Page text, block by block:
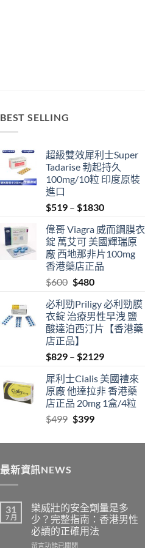
BEST SELLING
超級雙效犀利士Super
Tadarise 勃起持久
100mg/10粒 印度原裝
進口
$519 – $1830Price
$519
through
$1830
偉哥 Viagra 威而鋼膜衣
錠 萬艾可 美國輝瑞原
廠 西地那非片100mg
香港藥店正品
$600 Original
was:
$600.
$480Current
is:
$480.
必利勁Priligy 必利勁膜
衣錠 治療男性早洩 鹽
酸達泊西汀片【香港藥
店正品】
$829 – $2129Price
$829
through
$2129
犀利士Cialis 美國禮來
原廠 他達拉非 香港藥
店正品 20mg 1盒/4粒
$499 Original
was:
$399Current
is:
最新資訊NEWS
31
7 月
樂威壯的安全劑量是多
少？完整指南：香港男性
必讀的正確用法
在
留言功能已關閉